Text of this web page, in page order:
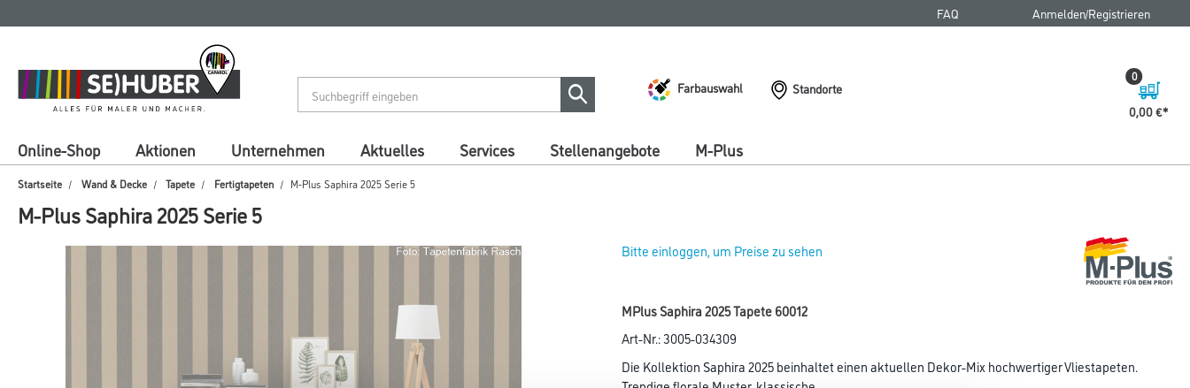
springen
springen
FAQ Anmelden/Registrieren
Farbauswahl
Standorte
0,00 €
0
Online-Shop Aktionen Unternehmen Aktuelles Services Stellenangebote M-Plus
Startseite Wand & Decke Tapete Fertigtapeten M-Plus Saphira 2025 Serie 5
M-Plus Saphira 2025 Serie 5
Bitte einloggen, um Preise zu sehen
MPlus Saphira 2025 Tapete 60012
Art-Nr.:3005-034309
Die Kollektion Saphira 2025 beinhaltet einen aktuellen Dekor-Mix hochwertiger Vliestapeten.